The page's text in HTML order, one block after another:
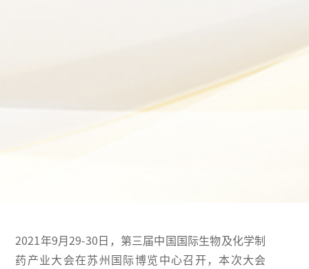
2021年9月29-30日，第三届中国国际生物及化学制
药产业大会在苏州国际博览中心召开，本次大会